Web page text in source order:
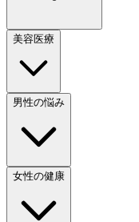
美容医療
男性の悩み
女性の健康